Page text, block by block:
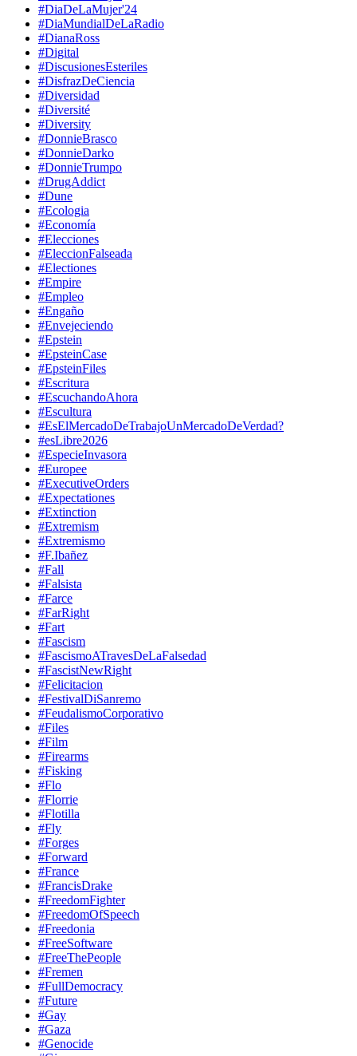
#DiaDeLaMujer'24
#DiaMundialDeLaRadio
#DianaRoss
#Digital
#DiscusionesEsteriles
#DisfrazDeCiencia
#Diversidad
#Diversité
#Diversity
#DonnieBrasco
#DonnieDarko
#DonnieTrumpo
#DrugAddict
#Dune
#Ecologia
#Economía
#Elecciones
#EleccionFalseada
#Electiones
#Empire
#Empleo
#Engaño
#Envejeciendo
#Epstein
#EpsteinCase
#EpsteinFiles
#Escritura
#EscuchandoAhora
#Escultura
#EsElMercadoDeTrabajoUnMercadoDeVerdad?
#esLibre2026
#EspecieInvasora
#Europee
#ExecutiveOrders
#Expectationes
#Extinction
#Extremism
#Extremismo
#F.Ibañez
#Fall
#Falsista
#Farce
#FarRight
#Fart
#Fascism
#FascismoATravesDeLaFalsedad
#FascistNewRight
#Felicitacion
#FestivalDiSanremo
#FeudalismoCorporativo
#Files
#Film
#Firearms
#Fisking
#Flo
#Florrie
#Flotilla
#Fly
#Forges
#Forward
#France
#FrancisDrake
#FreedomFighter
#FreedomOfSpeech
#Freedonia
#FreeSoftware
#FreeThePeople
#Fremen
#FullDemocracy
#Future
#Gay
#Gaza
#Genocide